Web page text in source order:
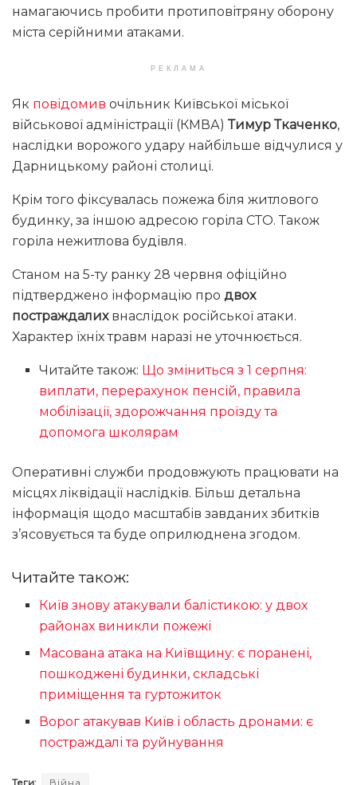
намагаючись пробити протиповітряну оборону
міста серійними атаками.
РЕКЛАМА
Як повідомив очільник Київської міської
військової адміністрації (КМВА) Тимур Ткаченко,
наслідки ворожого удару найбільше відчулися у
Дарницькому районі столиці.
Крім того фіксувалась пожежа біля житлового
будинку, за іншою адресою горіла СТО. Також
горіла нежитлова будівля.
Станом на 5-ту ранку 28 червня офіційно
підтверджено інформацію про двох
постраждалихвнаслідок російської атаки.
Характер їхніх травм наразі не уточнюється.
Читайте також: Що зміниться з 1 серпня:
виплати, перерахунок пенсій, правила
мобілізації, здорожчання проїзду та
допомога школярам
Оперативні служби продовжують працювати на
місцях ліквідації наслідків. Більш детальна
інформація щодо масштабів завданих збитків
з’ясовується та буде оприлюднена згодом.
Читайте також:
Київ знову атакували балістикою: у двох
районах виникли пожежі
Масована атака на Київщину: є поранені,
пошкоджені будинки, складські
приміщення та гуртожиток
Ворог атакував Київ і область дронами: є
постраждалі та руйнування
Теги: Війна